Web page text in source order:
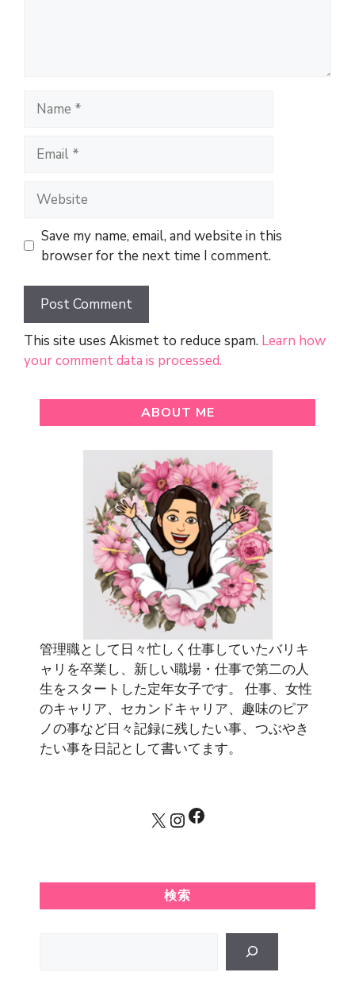
Name
Email
Website
Save my name, email, and website in this
browser for the next time I comment.
This site uses Akismet to reduce spam. Learn how
your comment data is processed.
ABOUT ME
管理職として日々忙しく仕事していたバリキ
ャリを卒業し、新しい職場・仕事で第二の人
生をスタートした定年女子です。 仕事、女性
のキャリア、セカンドキャリア、趣味のピア
ノの事など日々記録に残したい事、つぶやき
たい事を日記として書いてます。
X Instagram
Facebook
検索